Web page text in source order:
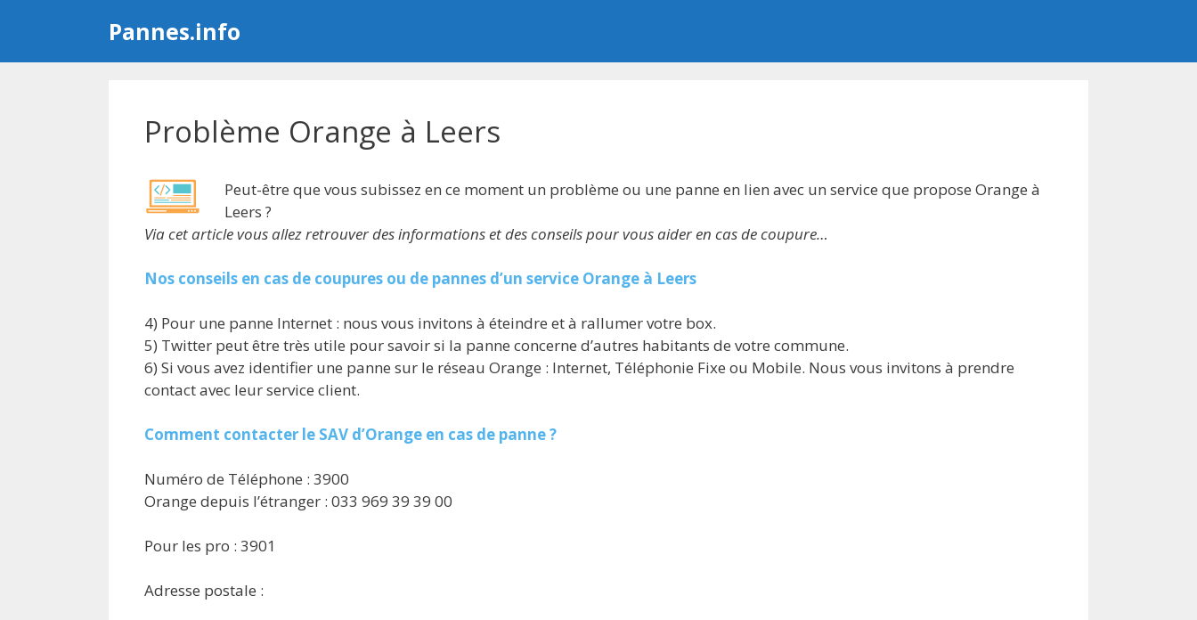
Pannes.info
Problème Orange à Leers
Peut-être que vous subissez en ce moment un problème ou une panne en lien avec un service que propose Orange à
Leers ?
Via cet article vous allez retrouver des informations et des conseils pour vous aider en cas de coupure…
Nos conseils en cas de coupures ou de pannes d’un service Orange à Leers
4) Pour une panne Internet : nous vous invitons à éteindre et à rallumer votre box.
5) Twitter peut être très utile pour savoir si la panne concerne d’autres habitants de votre commune.
6) Si vous avez identifier une panne sur le réseau Orange : Internet, Téléphonie Fixe ou Mobile. Nous vous invitons à prendre
contact avec leur service client.
Comment contacter le SAV d’Orange en cas de panne ?
Numéro de Téléphone : 3900
Orange depuis l’étranger : 033 969 39 39 00
Pour les pro : 3901
Adresse postale :